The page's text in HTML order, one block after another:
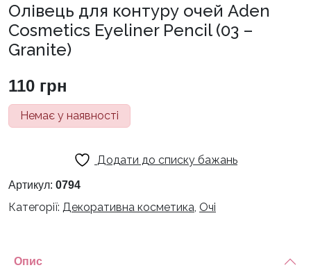
Олівець для контуру очей Aden
Cosmetics Eyeliner Pencil (03 –
Granite)
110 грн
Немає у наявності
Додати до списку бажань
Артикул: 0794
Категорії: Декоративна косметика, Очі
Опис